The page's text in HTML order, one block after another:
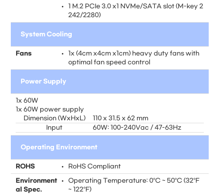
1 M.2 PCIe 3.0 x1 NVMe/SATA slot (M-key 2
242/2280)
System Cooling
Fans
1x (4cm x4cm x1cm) heavy duty fans with
optimal fan speed control
Power Supply
1x 60W
1x 60W power supply
Dimension (WxHxL)
110 x 31.5 x 62 mm
Input
60W: 100-240Vac / 47-63Hz
Operating Environment
ROHS RoHS Compliant
Environment
al Spec.
Operating Temperature: 0°C ~ 50°C (32°F
~ 122°F)